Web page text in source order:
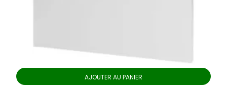
AJOUTER AU PANIER